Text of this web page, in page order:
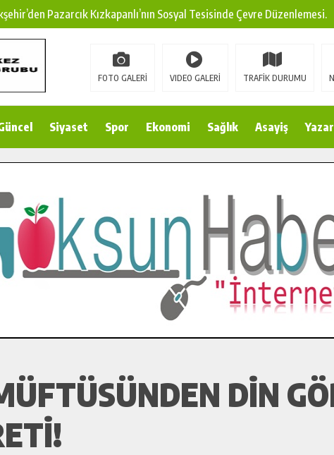
Pazarcık Kızkapanlı’nın Sosyal Tesisinde Çevre Düzenlemesi.
Pazarcık Kırsalına Modern Ulaşım Yatırımı.
KSÜ’ye Uluslararası Başarı: Edinilen Bilgi Türk Tarımına Katkı
Pusula Maraş Kampında Yeni Medya ve Fotoğrafçılığı Keşfetti.
Komutanı Karakaya’dan Başkan Cüce’ye Veda Ziyareti.
Yeni Köprüsünde Sona Doğru.
FOTO GALERİ VIDEO GALERİ TRAFİK DURUMU
Siyaset Spor Ekonomi Sağlık Asayiş
DIN